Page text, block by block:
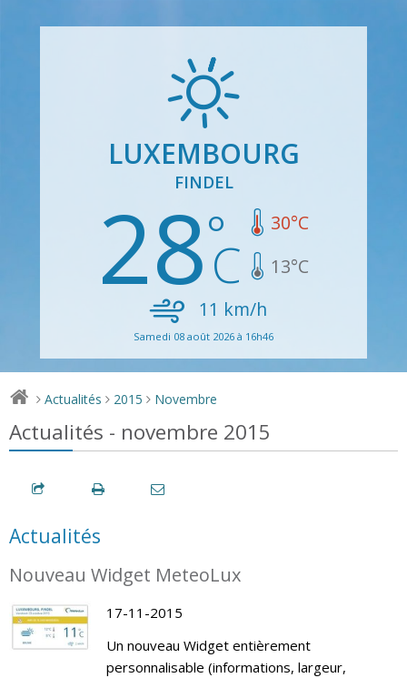
LUXEMBOURG
FINDEL
28 30°C
13°C
11 km/h
Samedi 08 août 2026 à 16h46
> Actualités > 2015 > Novembre
Actualités - novembre 2015
Actualités
Nouveau Widget MeteoLux
17-11-2015
Un nouveau Widget entièrement
personnalisable (informations, largeur,